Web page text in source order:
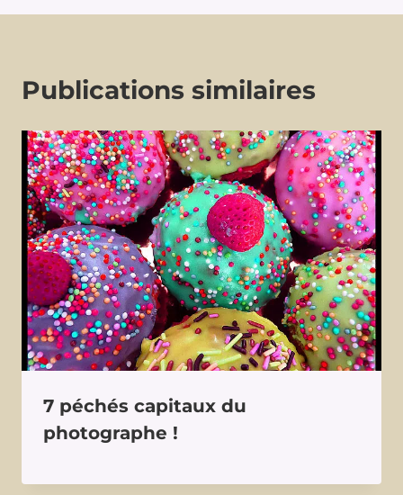
Publications similaires
7 péchés capitaux du
photographe !